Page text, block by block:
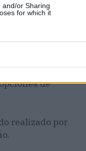
and/or Sharing
for which it
millones de
en la
de la
fanáticos y a
de
realizado por